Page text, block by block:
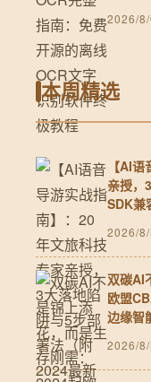
2026/
本周精选
【AI
亲授，
SDK兼
2026/
双碳AI
欧盟
边缘智
2026/